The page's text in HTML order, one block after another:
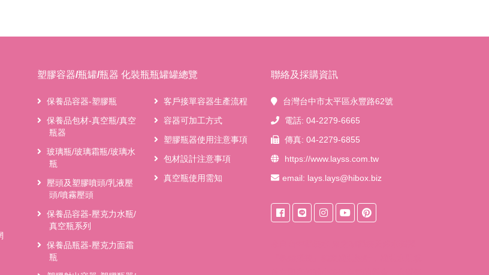
塑膠容器/瓶罐/瓶器 化裝瓶瓶罐罐總覽
保養品容器-塑膠瓶
保養品包材-真空瓶/真空
瓶器
玻璃瓶/玻璃霜瓶/玻璃水
瓶
壓頭及塑膠噴頭/乳液壓
頭/噴霧壓頭
保養品容器-壓克力水瓶/
真空瓶系列
保養品瓶器-壓克力面霜
瓶
客戶接單容器生產流程
容器可加工方式
塑膠瓶器使用注意事項
包材設計注意事項
真空瓶使用需知
聯絡及採購資訊
台灣台中市太平區永豐路62號
電話: 04-2279-6665
傳真: 04-2279-6855
https://www.layss.com.tw
email: lays.lays@hibox.biz